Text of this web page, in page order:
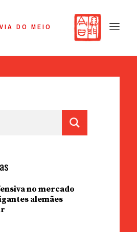
VIA DO MEIO
no mercado
alemães